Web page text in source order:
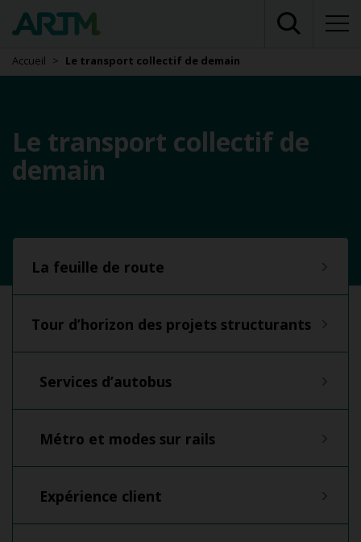
Accueil Le transport collectif de demain
Le transport collectif de
demain
La feuille de route
Tour d’horizon des projets structurants
Services d’autobus
Métro et modes sur rails
Expérience client